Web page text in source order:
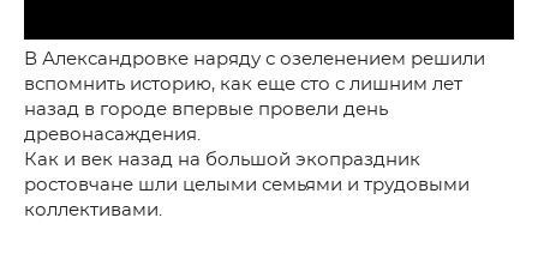
В Александровке наряду с озеленением решили
вспомнить историю, как еще сто с лишним лет
назад в городе впервые провели день
древонасаждения.
Как и век назад на большой экопраздник
ростовчане шли целыми семьями и трудовыми
коллективами.